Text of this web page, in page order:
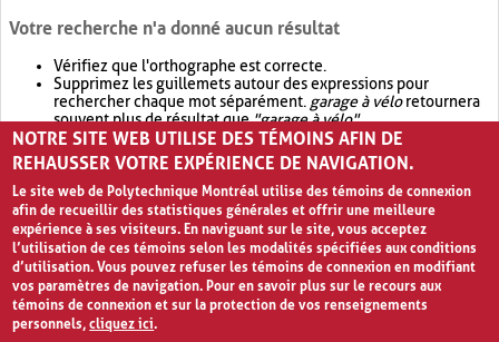
Votre recherche n'a donné aucun résultat
Vérifiez que l'orthographe est correcte.
Supprimez les guillemets autour des expressions pour
rechercher chaque mot séparément. garage à véloretournera
souvent plus de résultat que"garage à vélo".
Envisagez d'élargir votre recherche avec OR.garage OR vélo
retournera souvent plus de résultat quegarage à vélo
NOTRE SITE WEB UTILISE DES TÉMOINS AFIN DE
REHAUSSER VOTRE EXPÉRIENCE DE NAVIGATION.
Le site web de Polytechnique Montréal utilise des témoins de connexion
afin de recueillir des statistiques générales et offrir une meilleure
expérience à ses visiteurs. En naviguant sur le site, vous acceptez
l’utilisation de ces témoins selon les modalités spécifiées aux conditions
d’utilisation. Vous pouvez refuser les témoins de connexion en modifiant
vos paramètres de navigation. Pour en savoir plus sur le recours aux
témoins de connexion et sur la protection de vos renseignements
personnels,cliquez ici.